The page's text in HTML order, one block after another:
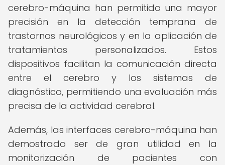
cerebro-máquina han permitido una mayor
precisión en la detección temprana de
trastornos neurológicos y en la aplicación de
tratamientos personalizados. Estos
dispositivos facilitan la comunicación directa
entre el cerebro y los sistemas de
diagnóstico, permitiendo una evaluación más
precisa de la actividad cerebral.
Además, las interfaces cerebro-máquina han
demostrado ser de gran utilidad en la
monitorización de pacientes con